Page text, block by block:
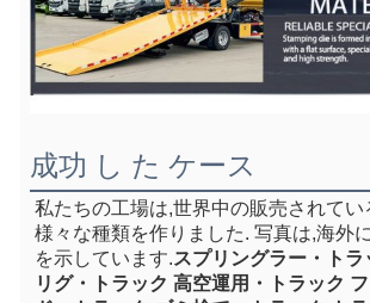
成功 し た ケース
私たちの工場は,世界中の販売されてい
様々な種類を作りました. 写真は,海外
を示しています.スプリングラー・トラ
リグ・トラック 高空運用・トラック